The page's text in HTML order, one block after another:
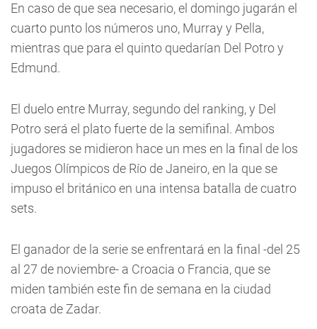
En caso de que sea necesario, el domingo jugarán el
cuarto punto los números uno, Murray y Pella,
mientras que para el quinto quedarían Del Potro y
Edmund.
El duelo entre Murray, segundo del ranking, y Del
Potro será el plato fuerte de la semifinal. Ambos
jugadores se midieron hace un mes en la final de los
Juegos Olímpicos de Río de Janeiro, en la que se
impuso el británico en una intensa batalla de cuatro
sets.
El ganador de la serie se enfrentará en la final -del 25
al 27 de noviembre- a Croacia o Francia, que se
miden también este fin de semana en la ciudad
croata de Zadar.